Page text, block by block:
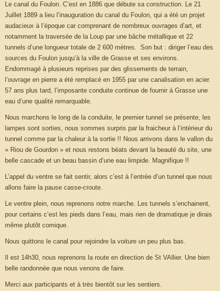
Le canal du Foulon. C’est en 1886 que débute sa construction. Le 21
Juillet 1889 a lieu l’inauguration du canal du Foulon, qui a été un projet
audacieux à l’époque car comprenant de nombreux ouvrages d’art, et
notamment la traversée de la Loup par une bâche métallique et 22
tunnels d’une longueur totale de 2 600 mètres. Son but : diriger l’eau des
sources du Foulon jusqu’à la ville de Grasse et ses environs.
Endommagé à plusieurs reprises par des glissements de terrain,
l’ouvrage en pierre a été remplacé en 1955 par une canalisation en acier.
57 ans plus tard, l’imposante conduite continue de fournir à Grasse une
eau d’une qualité remarquable.
Nous marchons le long de la conduite, le premier tunnel se présente, les
lampes sont sorties, nous sommes surpris par la fraicheur à l’intérieur du
tunnel comme par la chaleur à la sortie !! Nous arrivons dans le vallon du
« Riou de Gourdon » et nous restons béats devant la beauté du site, une
belle cascade et un beau bassin d’une eau limpide. Magnifique !!
L’appel du ventre se fait sentir, alors c’est à l’entrée d’un tunnel que nous
allons faire la pause casse-croute.
Le ventre plein, nous reprenons notre marche. Les tunnels s’enchainent,
pour certains c’est les pieds dans l’eau, mais rien de dramatique je dirais
même plutôt comique.
Nous quittons le canal pour rejoindre la voiture un peu plus bas.
Il est 14h30, nous reprenons la route en direction de St VAllier. Une bien
belle randonnée que nous venons de faire.
Merci aux participants et à très bientôt sur les sentiers.